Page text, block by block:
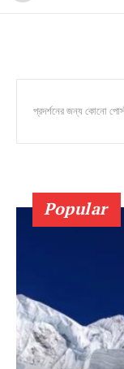
প্রদর্শনের জন্য কোনো
Popular